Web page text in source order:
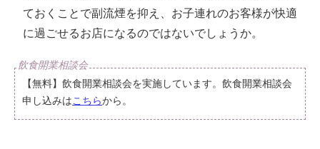
ておくことで副流煙を抑え、お子連れのお客様が快適
に過ごせるお店になるのではないでしょうか。
【無料】飲食開業相談会を実施しています。飲食開業相談会
申し込みはこちらから。